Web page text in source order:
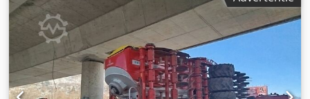
Aoqrruxjm Uof